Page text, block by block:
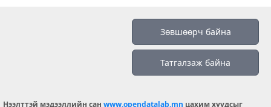
info@opendatalab.mn
Зөвшөөрч байна
Татгалзаж байна
Нээлттэй мэдээллийн сан www.opendatalab.mn цахим хуудсыг